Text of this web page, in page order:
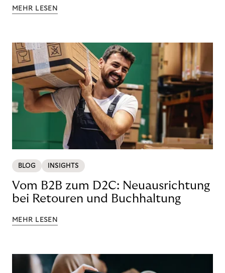
MEHR LESEN
BLOG INSIGHTS
Vom B2B zum D2C: Neuausrichtung
bei Retouren und Buchhaltung
MEHR LESEN